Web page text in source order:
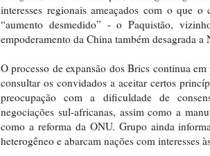
interesses regionais ameaçados com o que
“aumento desmedido” - o Paquistão,
empoderamento da China também desagrada a
O processo de expansão dos Brics continua
consultar os convidados a aceitar certos
preocupação com a dificuldade de
negociações sul-africanas, assim como a
como a reforma da ONU. Grupo ainda
heterogêneo e abarcam nações com interesses